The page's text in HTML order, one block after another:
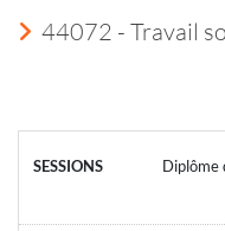
44072 - Travail
Diplôme